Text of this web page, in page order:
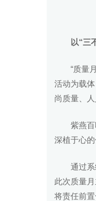
以“三
“质量
活动为载
尚质量、
紫燕
深植于心
通过
此次质量
将责任前置